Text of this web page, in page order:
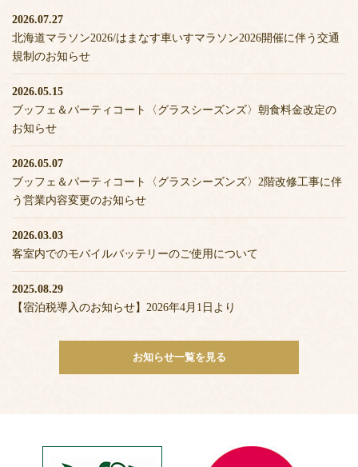
2026.07.27
北海道マラソン2026/はまなす車いすマラソン2026開催に伴う交通
規制のお知らせ
2026.05.15
ブッフェ＆パーティコート〈グラスシーズンズ〉朝食料金改定の
お知らせ
2026.05.07
ブッフェ＆パーティコート〈グラスシーズンズ〉2階改修工事に伴
う営業内容変更のお知らせ
2026.03.03
客室内でのモバイルバッテリーのご使用について
2025.08.29
【宿泊税導入のお知らせ】2026年4月1日より
お知らせ一覧を見る